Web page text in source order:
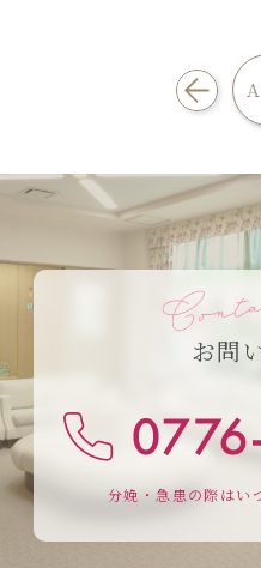
お問
分娩・急患の際はい